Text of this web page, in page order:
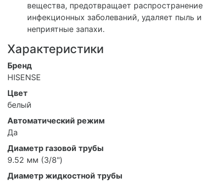
вещества, предотвращает распространение
инфекционных заболеваний, удаляет пыль и
неприятные запахи.
Характеристики
Бренд
HISENSE
Цвет
белый
Автоматический режим
Да
Диаметр газовой трубы
9.52 мм (3/8")
Диаметр жидкостной трубы